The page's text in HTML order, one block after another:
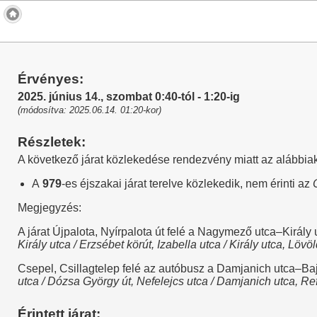
Érvényes:
2025. június 14., szombat 0:40-tól - 1:20-ig
(módosítva: 2025.06.14. 01:20-kor)
Részletek:
A következő járat közlekedése rendezvény miatt az
A 979-es éjszakai járat terelve közlekedik, nem érinti az
Megjegyzés:
A járat Újpalota, Nyírpalota út felé a Nagymező
Király utca / Erzsébet körút, Izabella utca / Király utca,
Csepel, Csillagtelep felé az autóbusz a Damjanich
utca / Dózsa György út, Nefelejcs utca / Damjanich utca,
Érintett járat: